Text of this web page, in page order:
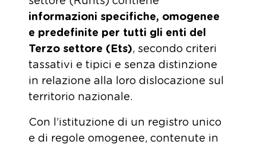
informazioni specifiche, omogenee
e predefinite per tutti gli enti del
Terzo settore (Ets), secondo criteri
tassativi e tipici e senza distinzione
in relazione alla loro dislocazione sul
territorio nazionale.
Con l’istituzione di un registro unico
e di regole omogenee, contenute in